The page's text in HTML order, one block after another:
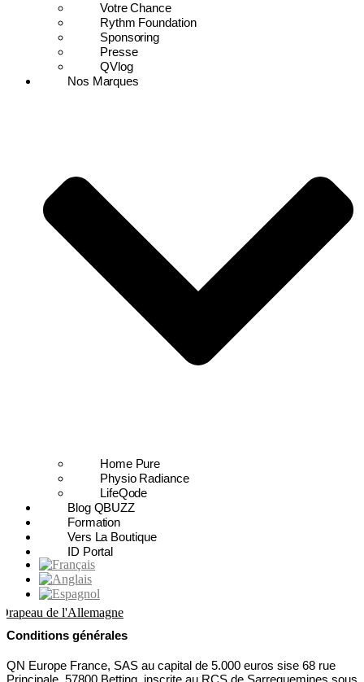
Votre Chance
Rythm Foundation
Sponsoring
Presse
QVlog
Nos Marques
Home Pure
Physio Radiance
LifeQode
Blog QBUZZ
Formation
Vers La Boutique
ID Portal
Conditions générales
QN Europe France, SAS au capital de 5.000 euros sise 68 rue
Principale, 57800 Betting, inscrite au RCS de Sarreguemines sous